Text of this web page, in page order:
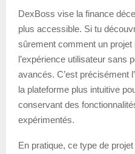
DexBoss vise la finance
plus accessible. Si tu
sûrement comment un
l’expérience utilisateur sans
avancés. C’est précisément
la plateforme plus intuitive
conservant des
expérimentés.
En pratique, ce type de